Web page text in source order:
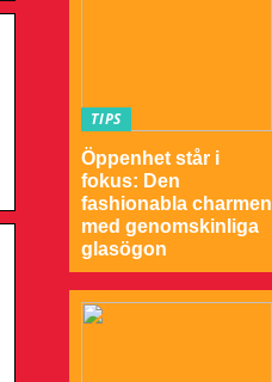
TIPS
Öppenhet står i
fokus: Den
fashionabla charmen
med genomskinliga
glasögon